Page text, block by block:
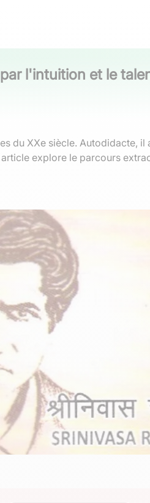
l'intuition et le
du XXe siècle. Autodidacte,
explore le parcours